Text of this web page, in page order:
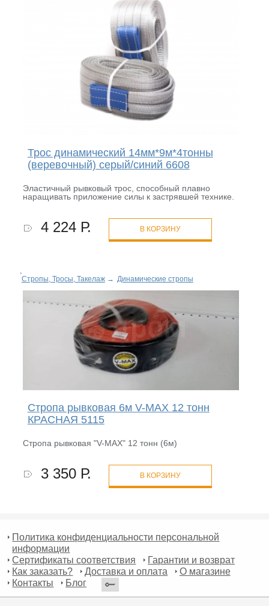
Трос динамический 14мм*9м*4тонны
(веревочный) серый/синий 6608
Эластичный рывковый трос, способный плавно
наращивать приложение силы к застрявшей технике.
4 224 Р. В КОРЗИНУ
Стропы, Тросы, Такелаж→ Динамические стропы
Стропа рывковая 6м V-MAX 12 тонн
КРАСНАЯ 5115
Стропа рывковая "V-MAX" 12 тонн (6м)
3 350 Р. В КОРЗИНУ
Политика конфиденциальности персональной
информации
Сертификаты соответствия
Гарантии и возврат
Как заказать?
Доставка и оплата
О магазине
Контакты
Блог